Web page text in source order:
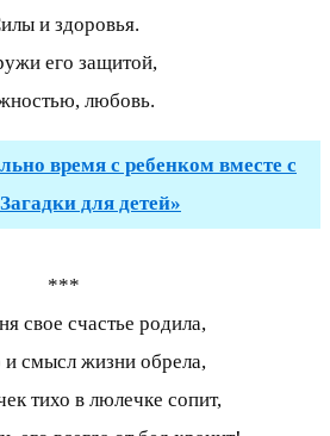
и здоровья.
его защитой,
любовь.
время с ребенком вместе с
для детей»
***
свое счастье родила,
и смысл жизни обрела,
тихо в люлечке сопит,